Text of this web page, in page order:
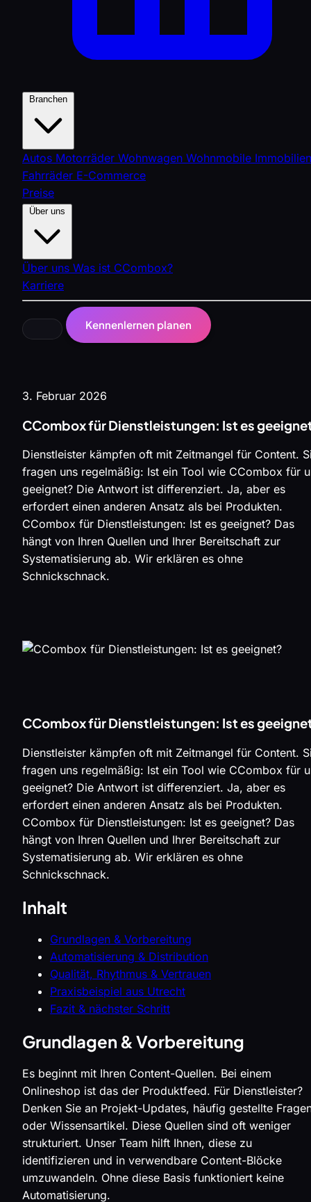
Autos Motorräder Wohnwagen Wohnmobile Immobilien
Fahrräder E-Commerce
Preise
Über uns Was ist CCombox?
Karriere
Kennenlernen planen
3. Februar 2026
CCombox für Dienstleistungen: Ist es
Dienstleister kämpfen oft mit Zeitmangel für Content.
fragen uns regelmäßig: Ist ein Tool wie CCombox für
geeignet? Die Antwort ist differenziert. Ja, aber es
erfordert einen anderen Ansatz als bei Produkten.
CCombox für Dienstleistungen: Ist es geeignet? Das
hängt von Ihren Quellen und Ihrer Bereitschaft zur
Systematisierung ab. Wir erklären es ohne
Schnickschnack.
CCombox für Dienstleistungen: Ist es
Dienstleister kämpfen oft mit Zeitmangel für Content.
fragen uns regelmäßig: Ist ein Tool wie CCombox für
geeignet? Die Antwort ist differenziert. Ja, aber es
erfordert einen anderen Ansatz als bei Produkten.
CCombox für Dienstleistungen: Ist es geeignet? Das
hängt von Ihren Quellen und Ihrer Bereitschaft zur
Systematisierung ab. Wir erklären es ohne
Schnickschnack.
Inhalt
Grundlagen & Vorbereitung
Automatisierung & Distribution
Qualität, Rhythmus & Vertrauen
Praxisbeispiel aus Utrecht
Fazit & nächster Schritt
Grundlagen & Vorbereitung
Es beginnt mit Ihren Content-Quellen. Bei einem
Onlineshop ist das der Produktfeed. Für Dienstleister?
Denken Sie an Projekt-Updates, häufig gestellte
oder Wissensartikel. Diese Quellen sind oft weniger
strukturiert. Unser Team hilft Ihnen, diese zu
identifizieren und in verwendbare Content-Blöcke
umzuwandeln. Ohne diese Basis funktioniert keine
Automatisierung.